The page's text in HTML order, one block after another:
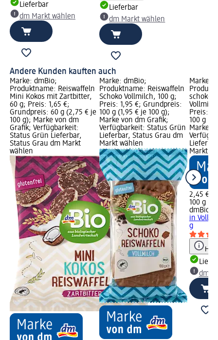
Lieferbar
dm Markt wählen
Lieferbar
dm Markt wählen
Andere Kunden kauften auch
Marke: dmBio;
Produktname: Reiswaffeln
Mini Kokos mit Zartbitter,
60 g; Preis: 1,65 €;
Grundpreis: 60 g (2,75 € je
100 g); Marke von dm
Grafik; Verfügbarkeit:
Status Grün Lieferbar,
Status Grau dm Markt
wählen
Marke: dmBio;
Produktname: Reiswaffeln
Schoko Vollmilch, 100 g;
Preis: 1,95 €; Grundpreis:
100 g (1,95 € je 100 g);
Marke von dm Grafik;
Verfügbarkeit: Status Grün
Lieferbar, Status Grau dm
Markt wählen
Marke:
Preis:
100 g
Marke
Markt
2,45 €
100 g
dmBio
in
g
dm